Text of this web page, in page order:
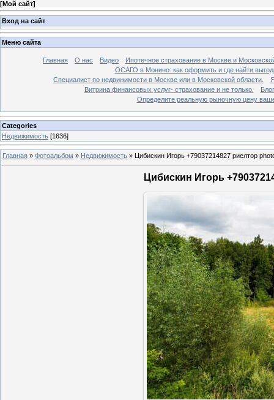
[Мой сайт]
Вход на сайт
Меню сайта
Главная О нас Видео
Ипотечное страхование в Москве и
ОСАГО в Монино: как оформить и где найти
Специалист по недвижимости в Москве или в Московской области.
Витрина финансовых услуг- страхование и не только.
Блог
Определите реальную рыночную цену
Categories
Недвижимость [1636]
Главная » Фотоальбом » Недвижимость » Цибискин Игорь +79037214827 риелтор
Цибискин Игорь